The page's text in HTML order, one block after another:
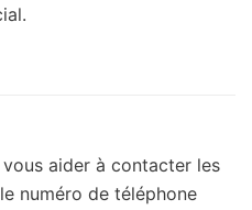
aider à contacter les
numéro de téléphone